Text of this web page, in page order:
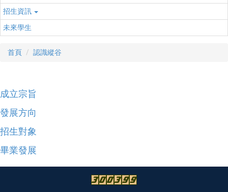
招生資訊
未來學生
首頁 認識縱谷
成立宗旨
發展方向
招生對象
畢業發展